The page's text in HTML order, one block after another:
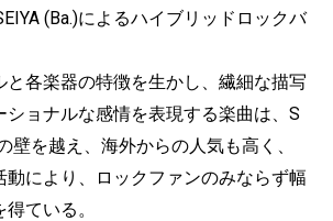
(Ba.)によるハイブリッドロックバ
と各楽器の特徴を生かし、繊細な描写
ショナルな感情を表現する楽曲は、S
壁を越え、海外からの人気も高く、
動により、ロックファンのみならず幅
ている。